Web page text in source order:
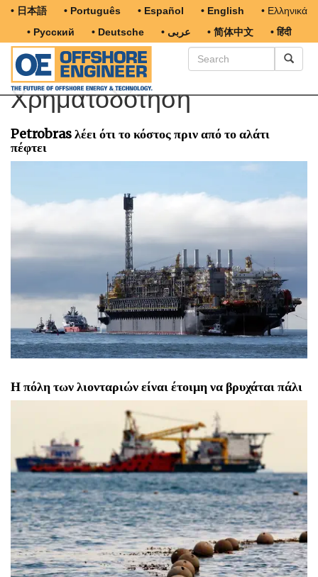
• 日本語 • Português • Español • English
• Ελληνικά
• Русский
• Deutsche • عربى • 简体中文 • हिंदी
Χρηματοδότηση
Petrobras λέει ότι το κόστος πριν από το αλάτι
πέφτει
Η πόλη των λιονταριών είναι έτοιμη να βρυχάται πάλι